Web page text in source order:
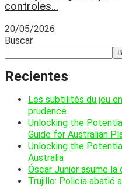
controles...
20/05/2026
Buscar
Recientes
Les subtilités du jeu
prudence
Unlocking the
Guide for Australian
Unlocking the
Australia
Óscar Junior asume la
Trujillo: Policía abatió